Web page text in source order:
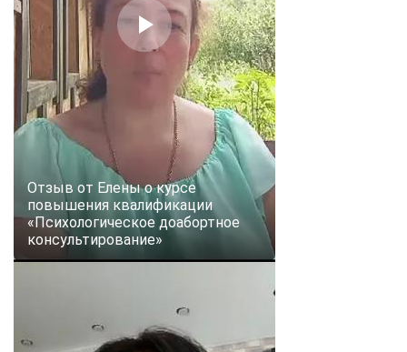
Отзыв от Елены о курсе
повышения квалификации
«Психологическое доабортное
консультирование»